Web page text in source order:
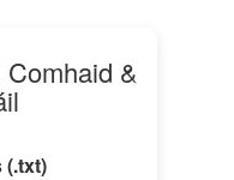
&
(.txt)